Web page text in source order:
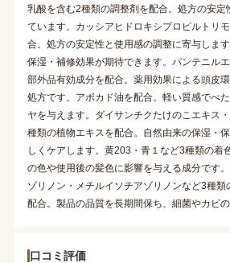
乳酸を含む2種類の調整剤を配合。処方の安定
ています。カッシアヒドロキシプロピルトリ
合。処方の安定性と使用感の調整に寄与しま
保湿・補修効果が期待できます。パンテニル
部外品有効成分を配合。薬用効果による頭皮
処方です。アボカド油を配合。軽い質感でべ
ヤを与えます。ダイサンチクたけのこエキス
種類の植物エキスを配合。自然由来の保湿・
しくケアします。黄203・青１など3種類の着
の色や使用後の髪色に影響を与える成分です
ゾリノン・メチルイソチアゾリノンなど3種類
配合。製品の品質を長期間保ち、細菌やカビの
口コミ評価